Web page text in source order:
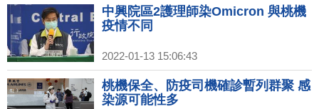
中興院區2護理師染Omicron 與桃機
疫情不同
2022-01-13 15:06:43
桃機保全、防疫司機確診暫列群聚 感
染源可能性多